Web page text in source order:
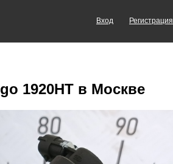
Вход Регистрация
1920HT в Москве